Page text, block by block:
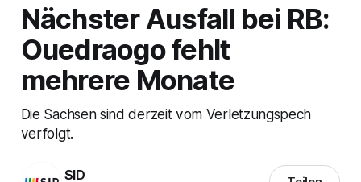
Nächster Ausfall bei RB:
Ouedraogo fehlt
mehrere Monate
Die Sachsen sind derzeit vom Verletzungspech
verfolgt.
SID